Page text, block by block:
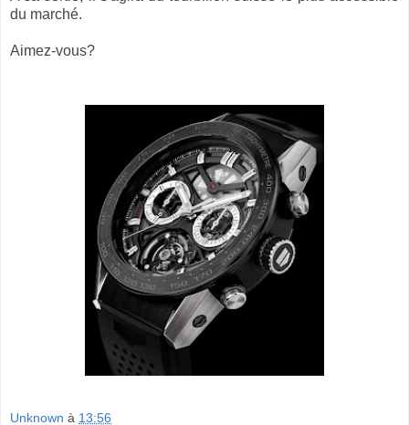
du marché.
Aimez-vous?
Unknown à 13:56